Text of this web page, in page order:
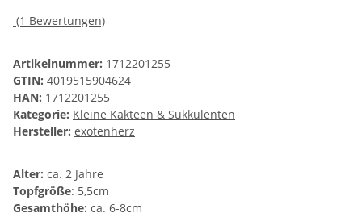
(1 Bewertungen)
Artikelnummer: 1712201255
GTIN: 4019515904624
HAN: 1712201255
Kategorie: Kleine Kakteen & Sukkulenten
Hersteller: exotenherz
Alter: ca. 2 Jahre
Topfgröße: 5,5cm
Gesamthöhe: ca. 6-8cm